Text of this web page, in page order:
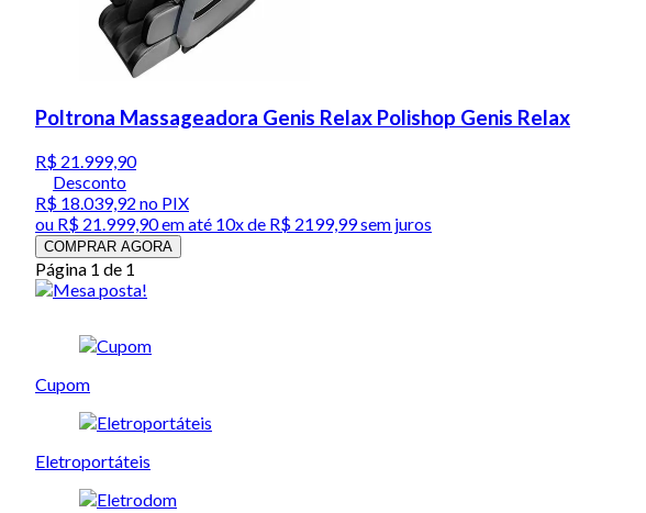
Poltrona Massageadora Genis Relax Polishop Genis Relax
R$ 21.999,90
Desconto
R$ 18.039,92 no PIX
ou R$ 21.999,90em até 10x de R$ 2199,99 sem juros
COMPRAR AGORA
Página 1 de 1
Cupom
Eletroportáteis